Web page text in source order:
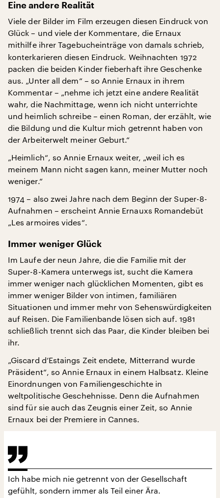
Eine andere Realität
Viele der Bilder im Film erzeugen diesen Eindruck von
Glück – und viele der Kommentare, die Ernaux
mithilfe ihrer Tagebucheinträge von damals schrieb,
konterkarieren diesen Eindruck. Weihnachten 1972
packen die beiden Kinder fieberhaft ihre Geschenke
aus. „Unter all dem“ – so Annie Ernaux in ihrem
Kommentar – „nehme ich jetzt eine andere Realität
wahr, die Nachmittage, wenn ich nicht unterrichte
und heimlich schreibe – einen Roman, der erzählt, wie
die Bildung und die Kultur mich getrennt haben von
der Arbeiterwelt meiner Geburt.“
„Heimlich“, so Annie Ernaux weiter, „weil ich es
meinem Mann nicht sagen kann, meiner Mutter noch
weniger.“
1974 – also zwei Jahre nach dem Beginn der Super-8-
Aufnahmen – erscheint Annie Ernauxs Romandebüt
„Les armoires vides“.
Immer weniger Glück
Im Laufe der neun Jahre, die die Familie mit der
Super-8-Kamera unterwegs ist, sucht die Kamera
immer weniger nach glücklichen Momenten, gibt es
immer weniger Bilder von intimen, familiären
Situationen und immer mehr von Sehenswürdigkeiten
auf Reisen. Die Familienbande lösen sich auf. 1981
schließlich trennt sich das Paar, die Kinder bleiben bei
ihr.
„Giscard d’Estaings Zeit endete, Mitterrand wurde
Präsident“, so Annie Ernaux in einem Halbsatz. Kleine
Einordnungen von Familiengeschichte in
weltpolitische Geschehnisse. Denn die Aufnahmen
sind für sie auch das Zeugnis einer Zeit, so Annie
Ernaux bei der Premiere in Cannes.
Ich habe mich nie getrennt von der Gesellschaft
gefühlt, sondern immer als Teil einer Ära.